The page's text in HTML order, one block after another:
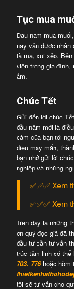
Tục mua
Đầu năm mua
nay vẫn được
tà ma, xui xẻo.
viên trong gia đình,
ấm.
Chúc Tết
Gửi đến lời chúc
đầu năm mới là
cảm của bạn tới
điều may mắn,
bạn nhớ gửi lời
nghiệp và những
✅✅✅ Xem
✅✅✅ Xem
Trên đây là những
ơn quý đọc giả đã
đầu tư cần tư vấn
trúc tâm linh có thể
703. 776 hoặc hòm
tôi sẽ tư vấn cho